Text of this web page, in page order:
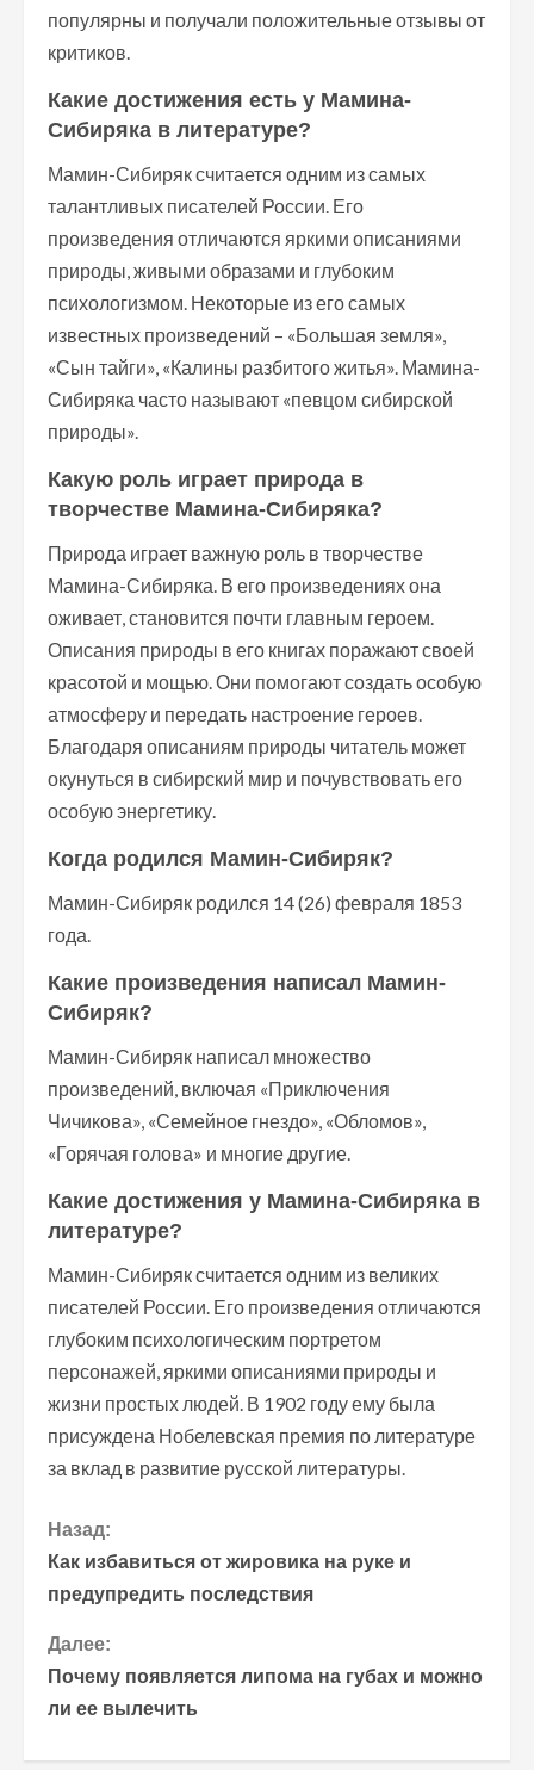
популярны и получали положительные отзывы от
критиков.
Какие достижения есть у Мамина-
Сибиряка в литературе?
Мамин-Сибиряк считается одним из самых
талантливых писателей России. Его
произведения отличаются яркими описаниями
природы, живыми образами и глубоким
психологизмом. Некоторые из его самых
известных произведений – «Большая земля»,
«Сын тайги», «Калины разбитого житья». Мамина-
Сибиряка часто называют «певцом сибирской
природы».
Какую роль играет природа в
творчестве Мамина-Сибиряка?
Природа играет важную роль в творчестве
Мамина-Сибиряка. В его произведениях она
оживает, становится почти главным героем.
Описания природы в его книгах поражают своей
красотой и мощью. Они помогают создать особую
атмосферу и передать настроение героев.
Благодаря описаниям природы читатель может
окунуться в сибирский мир и почувствовать его
особую энергетику.
Когда родился Мамин-Сибиряк?
Мамин-Сибиряк родился 14 (26) февраля 1853
года.
Какие произведения написал Мамин-
Сибиряк?
Мамин-Сибиряк написал множество
произведений, включая «Приключения
Чичикова», «Семейное гнездо», «Обломов»,
«Горячая голова» и многие другие.
Какие достижения у Мамина-Сибиряка в
литературе?
Мамин-Сибиряк считается одним из великих
писателей России. Его произведения отличаются
глубоким психологическим портретом
персонажей, яркими описаниями природы и
жизни простых людей. В 1902 году ему была
присуждена Нобелевская премия по литературе
за вклад в развитие русской литературы.
П
р
о
д
Назад:
Как избавиться от жировика на руке и
предупредить последствия
Далее:
Почему появляется липома на губах и можно
ли ее вылечить